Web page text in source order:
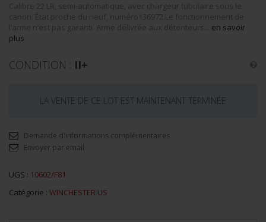
Calibre 22 LR, semi-automatique, avec chargeur tubulaire sous le
canon. État proche du neuf, numéro136972.Le fonctionnement de
l’arme n’est pas garanti. Arme délivrée aux détenteurs... en savoir
plus
CONDITION : II+
LA VENTE DE CE LOT EST MAINTENANT TERMINÉE
Demande d'informations complémentaires
Envoyer par email
UGS : 10602/F81
Catégorie : WINCHESTER US